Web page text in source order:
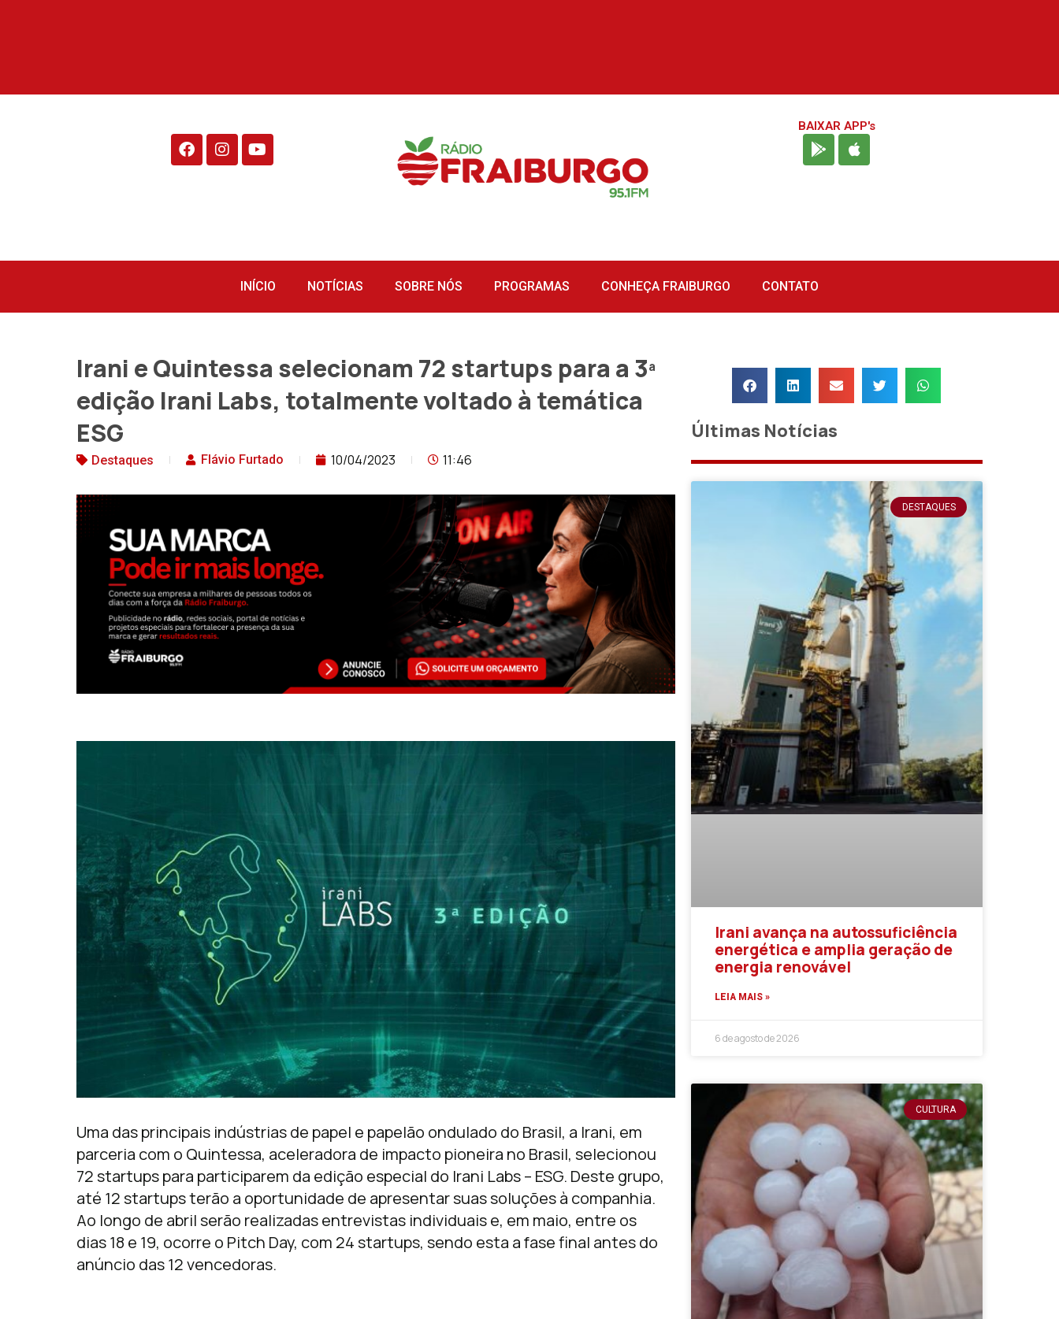
BAIXAR APP's
INÍCIO NOTÍCIAS SOBRE NÓS PROGRAMAS CONHEÇA FRAIBURGO CONTATO
Irani e Quintessa selecionam 72 startups para a 3ª
edição Irani Labs, totalmente voltado à temática
ESG
Destaques Flávio Furtado 10/04/2023 11:46
Uma das principais indústrias de papel e papelão ondulado do Brasil, a Irani, em
parceria com o Quintessa, aceleradora de impacto pioneira no Brasil, selecionou
72 startups para participarem da edição especial do Irani Labs – ESG. Deste grupo,
até 12 startups terão a oportunidade de apresentar suas soluções à companhia.
Ao longo de abril serão realizadas entrevistas individuais e, em maio, entre os
dias 18 e 19, ocorre o Pitch Day, com 24 startups, sendo esta a fase final antes do
anúncio das 12 vencedoras.
Últimas Notícias
DESTAQUES
Irani avança na autossuficiência
energética e amplia geração de
energia renovável
LEIA MAIS »
6 de agosto de 2026
CULTURA